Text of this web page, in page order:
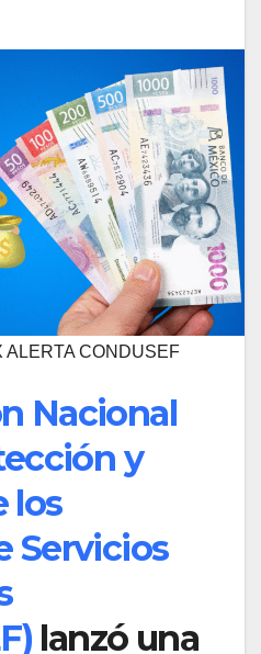
ALERTA CONDUSEF
Nacional
y
los
Servicios
lanzó una